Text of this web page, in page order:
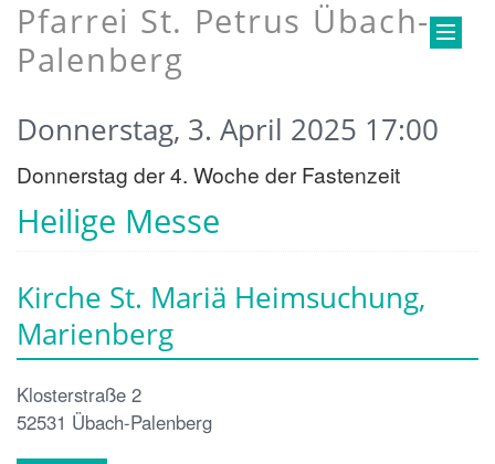
Pfarrei St. Petrus Übach-
Palenberg
Heilige Messe
Donnerstag, 3. April 2025 17:00
Donnerstag der 4. Woche der Fastenzeit
Kirche St. Mariä Heimsuchung,
Marienberg
Klosterstraße 2
52531 Übach-Palenberg